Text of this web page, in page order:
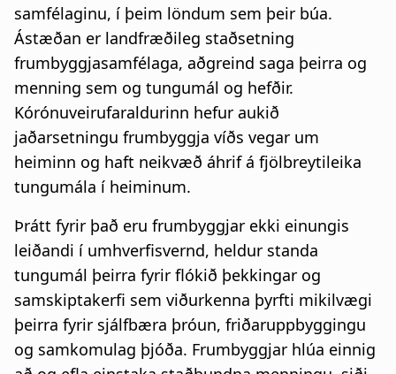
samfélaginu, í þeim löndum sem þeir búa.
Ástæðan er landfræðileg staðsetning
frumbyggjasamfélaga, aðgreind saga þeirra og
menning sem og tungumál og hefðir.
Kórónuveirufaraldurinn hefur aukið
jaðarsetningu frumbyggja víðs vegar um
heiminn og haft neikvæð áhrif á fjölbreytileika
tungumála í heiminum.
Þrátt fyrir það eru frumbyggjar ekki einungis
leiðandi í umhverfisvernd, heldur standa
tungumál þeirra fyrir flókið þekkingar og
samskiptakerfi sem viðurkenna þyrfti mikilvægi
þeirra fyrir sjálfbæra þróun, friðaruppbyggingu
og samkomulag þjóða. Frumbyggjar hlúa einnig